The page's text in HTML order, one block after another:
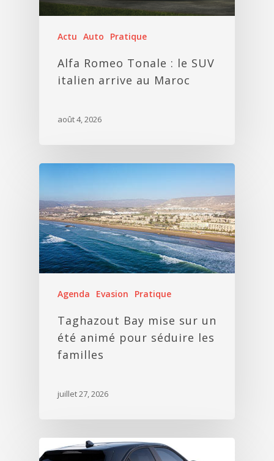
Actu Auto Pratique
Alfa Romeo Tonale : le SUV
italien arrive au Maroc
août 4, 2026
Agenda Evasion Pratique
Taghazout Bay mise sur un
été animé pour séduire les
familles
juillet 27, 2026